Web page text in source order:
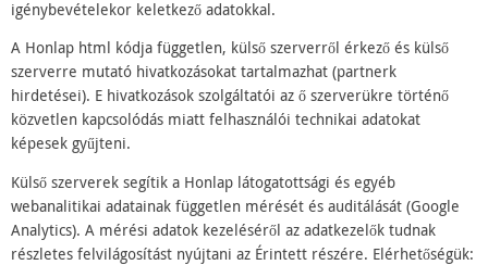
igénybevételekor keletkező adatokkal.
A Honlap html kódja független, külső szerverről érkező és külső
szerverre mutató hivatkozásokat tartalmazhat (partnerk
hirdetései). E hivatkozások szolgáltatói az ő szerverükre történő
közvetlen kapcsolódás miatt felhasználói technikai adatokat
képesek gyűjteni.
Külső szerverek segítik a Honlap látogatottsági és egyéb
webanalitikai adatainak független mérését és auditálását (Google
Analytics). A mérési adatok kezeléséről az adatkezelők tudnak
részletes felvilágosítást nyújtani az Érintett részére. Elérhetőségük: